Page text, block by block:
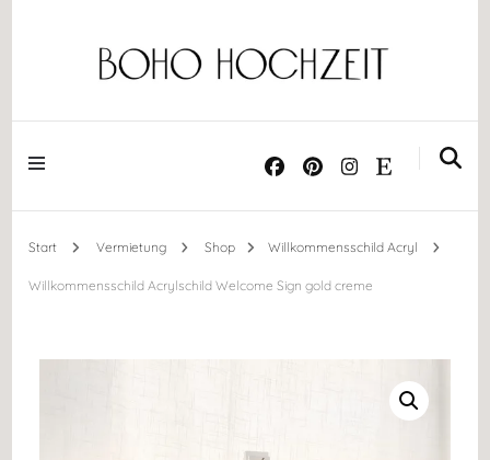
BOHO HOCHZEIT
Start Vermietung Shop Willkommensschild Acryl
Willkommensschild Acrylschild Welcome Sign gold creme